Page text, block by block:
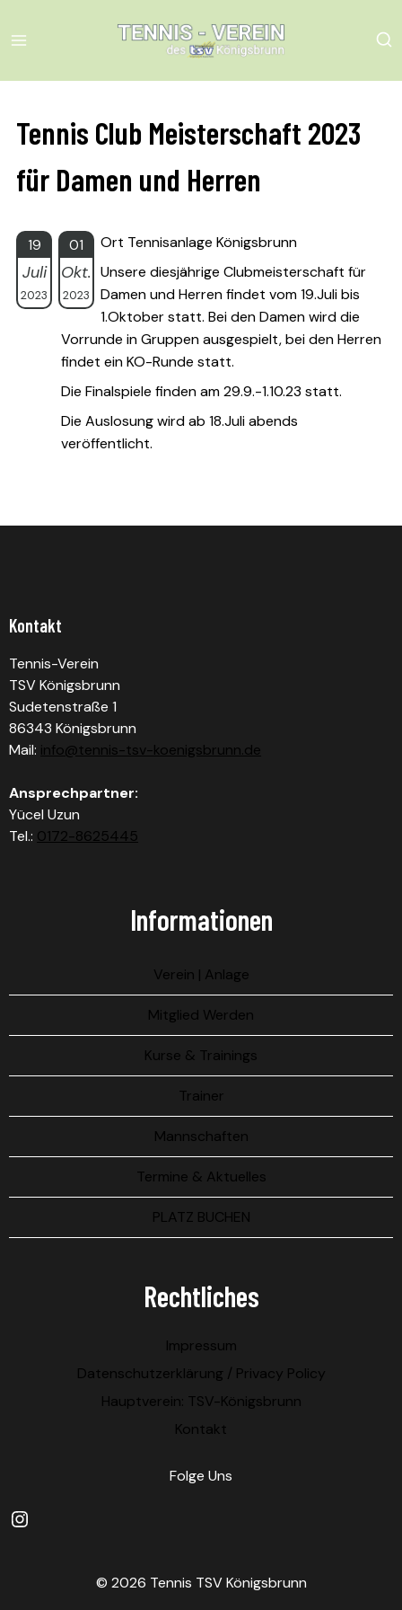
to
Tennis Club Meisterschaft 2023
für Damen und Herren
19
Juli
2023
01
Okt.
2023
Ort Tennisanlage Königsbrunn
Unsere diesjährige Clubmeisterschaft für
Damen und Herren findet vom 19.Juli bis
1.Oktober statt. Bei den Damen wird die
Vorrunde in Gruppen ausgespielt, bei den Herren
findet ein KO-Runde statt.
Die Finalspiele finden am 29.9.-1.10.23 statt.
Die Auslosung wird ab 18.Juli abends
veröffentlicht.
Kontakt
Tennis-Verein
TSV Königsbrunn
Sudetenstraße 1
86343 Königsbrunn
Mail: info@tennis-tsv-koenigsbrunn.de
Ansprechpartner:
Yücel Uzun
Tel.: 0172-8625445
Informationen
Verein | Anlage
Mitglied Werden
Kurse & Trainings
Trainer
Mannschaften
Termine & Aktuelles
PLATZ BUCHEN
Rechtliches
Impressum
Datenschutzerklärung / Privacy Policy
Hauptverein: TSV-Königsbrunn
Kontakt
Folge Uns
Instagram
© 2026 Tennis TSV Königsbrunn